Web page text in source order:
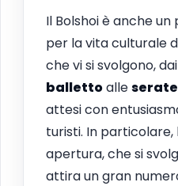
Il Bolshoi è anche
per la vita culturale
che vi si svolgono, dai
ballettoalle
attesi con
turisti. In particolare,
apertura, che si
attira un gran